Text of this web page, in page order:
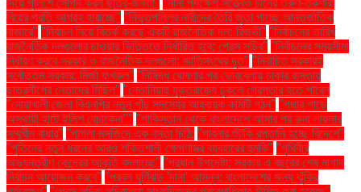
বিয়ের প্রতি আগ্রহ হারাচ্ছে" "নিভৃতপল্লির নারীদের তৈরি জুতা পাচ্ছে আন্তর্জাতিক
বাজারে" "নির্বাচন নিয়ে বিতর্ক করছে একটি রাজনৈতিক দল: রিজভী" "নির্বাচনের তারিখ
রাজনৈতিক দলগুলোর চাওয়ার ভিত্তিতে নির্ধারিত হবে: প্রেস সচিব" "নির্বাচনের সময়সীমা
নির্ধারণ করবে সরকার ও রাজনৈতিক দলগুলো: জাতিসংঘের দূত" "নির্বাচিত সরকারই
সর্বোত্তম সরকার: মির্জা ফখরুল" "নিষিদ্ধ ঘোষণার পর ভোরবেলায় ঢাকার রাস্তায়
ছাত্রলীগের নেতাদের মিছিল" "নেতানিয়াহু যুক্তরাজ্যে ঢুকলে গ্রেপ্তার হতে পারেন
"নোয়াখালী জেলা বিএনপির নতুন পাঁচ সদস্যের আহ্বায়ক কমিটি গঠন" "পদ্মার পাড়ে
অস্থায়ী হাটে ইলিশ বেচাকেনা"'' "পাকিস্তান থেকে বাংলাদেশে আসার পর রুনা লায়লার
সম্মুখীন বাধার" "পাগলা মসজিদে এক বস্তা চিঠি: "পাবনার শুঁটকি রপ্তানি হচ্ছে বিদেশে"
"পুতিনের নতুন ধরনের আরও শক্তিশালী ক্ষেপণাস্ত্র ব্যবহারের হুমকি" "পৃথিবীর
অভ্যন্তরীণ কেন্দ্রের আকৃতি বদলাচ্ছে" "প্রধান উপদেষ্টা: সরকার এ বছরের শেষ নাগাদ
নির্বাচন আয়োজন করবে" "প্রবল ঘূর্ণিঝড় 'দানা' আসন্ন: বাংলাদেশের জন্য ঝুঁকির